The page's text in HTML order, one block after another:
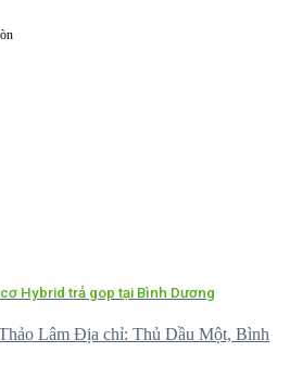
Hybrid trả gop tại Bình Dương
Lâm Địa chỉ: Thủ Dầu Một, Bình